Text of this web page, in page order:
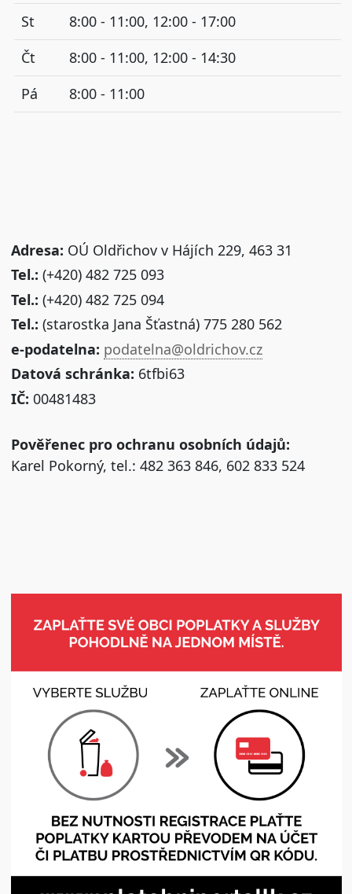
St
8:00 - 11:00, 12:00 - 17:00
Čt
8:00 - 11:00, 12:00 - 14:30
Pá
8:00 - 11:00
Adresa: OÚ Oldřichov v Hájích 229, 463 31
Tel.: (+420) 482 725 093
Tel.: (+420) 482 725 094
Tel.: (starostka Jana Šťastná) 775 280 562
e-podatelna: podatelna@oldrichov.cz
Datová schránka: 6tfbi63
IČ: 00481483
Pověřenec pro ochranu osobních údajů:
Karel Pokorný, tel.: 482 363 846, 602 833 524